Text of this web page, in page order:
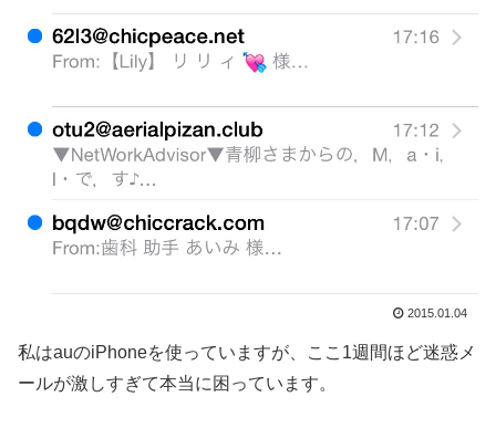
2015.01.04
私はauのiPhoneを使っていますが、ここ1週間ほど迷惑メ
ールが激しすぎて本当に困っています。